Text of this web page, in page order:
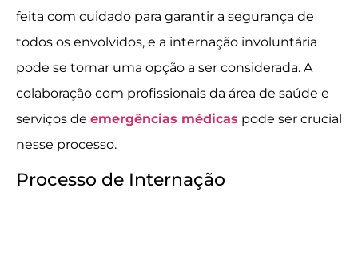
feita com cuidado para garantir a segurança de
todos os envolvidos, e a internação involuntária
pode se tornar uma opção a ser considerada. A
colaboração com profissionais da área de saúde e
serviços de emergências médicas pode ser crucial
nesse processo.
Processo de Internação